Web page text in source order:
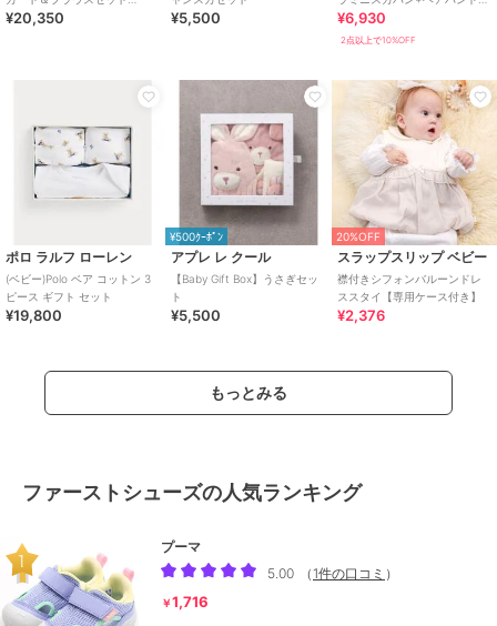
【BOX付き】
¥20,350 ¥5,500
ット(80~90cm)
¥6,930
2点以上で10%OFF
ポロ ラルフ ローレン
(ベビー)Polo ベア コットン 3
ピース ギフト セット
¥19,800
¥500ｸｰﾎﾟﾝ
アプレ レ クール
【Baby Gift Box】うさぎセッ
ト
¥5,500
20%OFF
スラップスリップ ベビー
襟付きシフォンバルーンドレ
ススタイ【専用ケース付き】
¥2,376
もっとみる
ファーストシューズの人気ランキング
プーマ
5.00
（ 1件の口コミ ）
￥1,716